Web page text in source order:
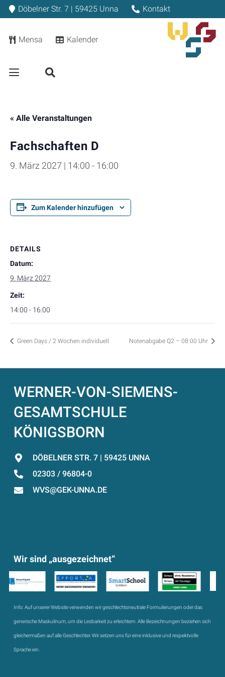
Döbelner Str. 7 | 59425 Unna Kontakt
Mensa Kalender
« Alle Veranstaltungen
Fachschaften D
9. März 2027 | 14:00 - 16:00
Zum Kalender hinzufügen
DETAILS
Datum:
9. März 2027
Zeit:
14:00 - 16:00
Green Days / 2 Wochen individuell Notenabgabe Q2 – 08:00 Uhr
WERNER-VON-SIEMENS-
GESAMTSCHULE
KÖNIGSBORN
DÖBELNER STR. 7 | 59425 UNNA
02303 / 96804-0
WVS@GEK-UNNA.DE
Wir sind „ausgezeichnet“
Info:Auf unserer Website verwenden wir geschlechtsneutrale Formulierungen oder das
generische Maskulinum, um die Lesbarkeit zu erleichtern. Alle Bezeichnungen beziehen sich
gleichermaßen auf alle Geschlechter. Wir setzen uns für eine inklusive und respektvolle
Sprache ein.